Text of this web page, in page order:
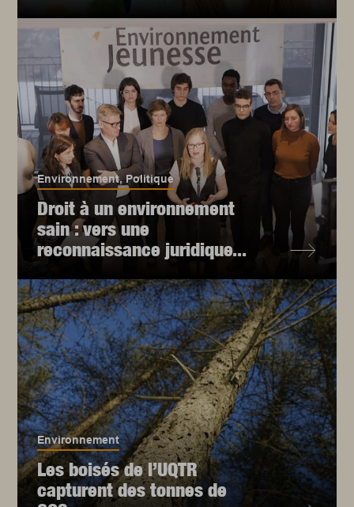
Environnement,Politique
Droit à un environnement
sain : vers une
reconnaissance juridique...
Environnement
Les boisés de l’UQTR
capturent des tonnes de